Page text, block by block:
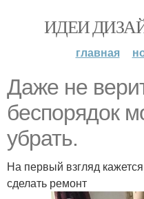
ИДЕИ
главная
Даже не
беспорядок
убрать.
На первый взгляд
сделать ремонт